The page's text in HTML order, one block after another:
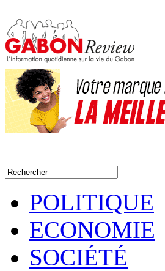
POLITIQUE
ECONOMIE
SOCIÉTÉ